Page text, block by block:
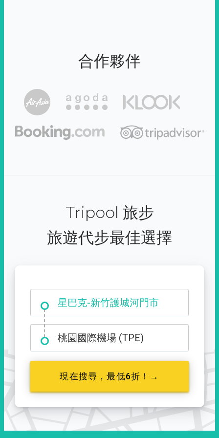
合作夥伴
Tripool 旅步
旅遊代步最佳選擇
星巴克-新竹護城河門市
大霸尖山登山口
桃園國際機場 (TPE)
現在搜尋，最低6折！→